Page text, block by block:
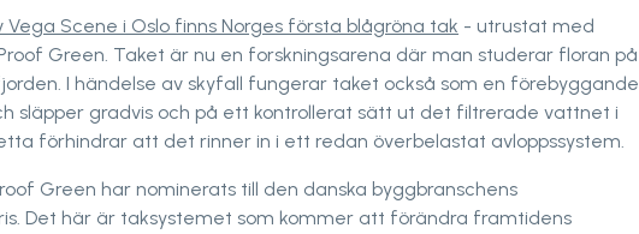
Vega Scene i Oslo finns Norges första blågröna tak - utrustat med
Green. Taket är nu en forskningsarena där man studerar floran på
I händelse av skyfall fungerar taket också som en förebyggande
släpper gradvis och på ett kontrollerat sätt ut det filtrerade vattnet i
förhindrar att det rinner in i ett redan överbelastat avloppssystem.
Green har nominerats till den danska byggbranschens
Det här är taksystemet som kommer att förändra framtidens